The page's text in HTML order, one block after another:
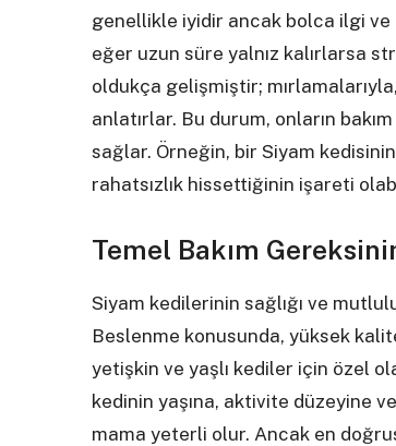
genellikle iyidir ancak bolca ilgi
eğer uzun süre yalnız kalırlarsa
oldukça gelişmiştir;
anlatırlar. Bu durum, onların
sağlar. Örneğin, bir Siyam
rahatsızlık hissettiğinin işareti
Temel Bakım
Siyam kedilerinin sağlığı ve
Beslenme konusunda, yüksek
yetişkin ve yaşlı kediler için özel
kedinin yaşına, aktivite düzeyine
mama yeterli olur. Ancak en